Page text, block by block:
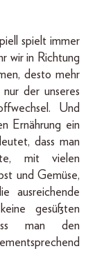
spielt immer
wir in Richtung
desto mehr
der unseres
Und
Ernährung ein
dass man
mit vielen
und Gemüse,
ausreichende
gesüßten
man den